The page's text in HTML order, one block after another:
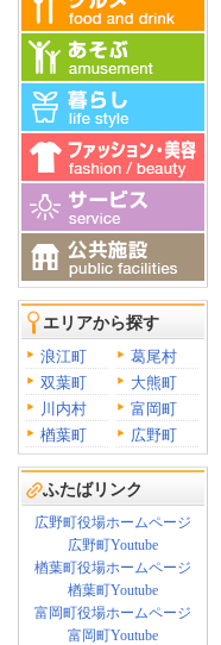
エリアから探す
浪江町
葛尾村
双葉町
大熊町
川内村
富岡町
楢葉町
広野町
ふたばリンク
広野町役場ホームページ
広野町Youtube
楢葉町役場ホームページ
楢葉町Youtube
富岡町役場ホームページ
富岡町Youtube